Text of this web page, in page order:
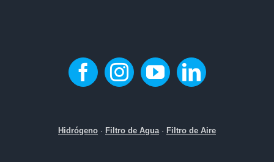
Hidrógeno · Filtro de Agua· Filtro de Aire